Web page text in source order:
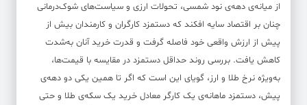
از میانه‌ی دهه‌ی نود شمسی، تحولات ارزی و سیاست‌های شوک‌درمانی
چنان بر اقتصاد سایه افکند که دستمزد کارگران و کارمندان بیش از
پیش از ارزش واقعی خود فاصله گرفت و قدرت خرید آنان به‌شدت
کاهش یافت. بررسی روند حداقل دستمزد در مقایسه با قیمت‌ها،
به‌ویژه نرخ طلا و ارز، گویای این است که اگر تا همین یکی دو دهه‌ی
پیش، دستمزد ماهانه‌ی یک کارگر معادل خرید یک سکه‌ی طلا و حتی